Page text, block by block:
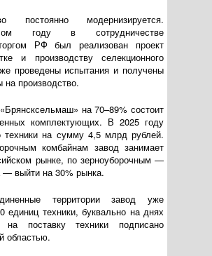
постоянно модернизируется.
году в сотрудничестве
РФ был реализован проект
и производству селекционного
проведены испытания и получены
на производство.
на 70–89% состоит
комплектующих. В 2025 году
техники на сумму 4,5 млрд рублей.
комбайнам завод занимает
рынке, по зерноуборочным —
— выйти на 30% рынка.
территории завод уже
единиц техники, буквально на днях
на поставку техники подписано
областью.